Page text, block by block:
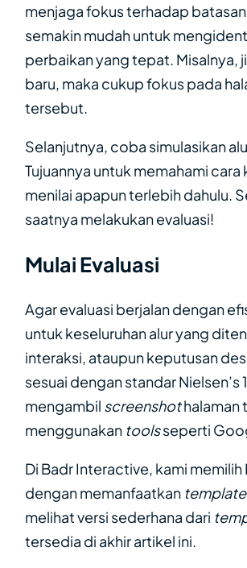
menjaga fokus terhadap
semakin mudah untuk
perbaikan yang tepat. Misalnya,
baru, maka cukup fokus pada
tersebut.
Selanjutnya, coba simulasikan
Tujuannya untuk memahami
menilai apapun terlebih dahulu.
saatnya melakukan evaluasi!
Mulai Evaluasi
Agar evaluasi berjalan dengan
untuk keseluruhan alur yang
interaksi, ataupun keputusan
sesuai dengan standar
mengambil screenshothalaman
menggunakantoolsseperti
Di Badr Interactive, kami
dengan memanfaatkan template
melihat versi sederhana dari
tersedia di akhir artikel ini.